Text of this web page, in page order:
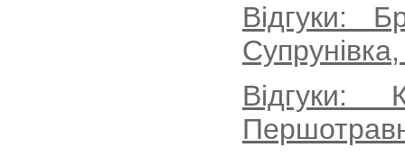
Відгуки:
Відгуки: